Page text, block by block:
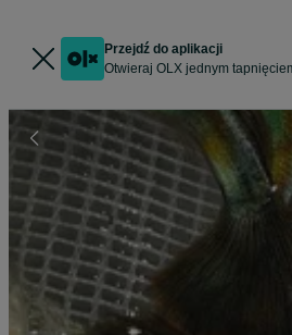
Przejdź do aplikacji
Otwieraj OLX jednym